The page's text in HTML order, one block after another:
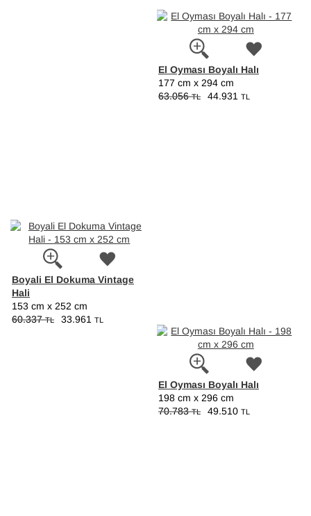
El Oyması Boyalı Halı
177 cm x 294 cm
63.056TL 44.931 TL
Boyali El Dokuma Vintage
Hali
153 cm x 252 cm
60.337TL 33.961 TL
El Oyması Boyalı Halı
198 cm x 296 cm
70.783TL 49.510 TL